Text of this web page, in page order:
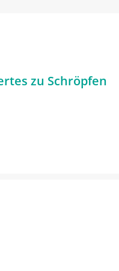
zu Schröpfen